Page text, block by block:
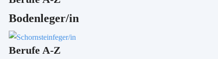
Bodenleger/in
Berufe A-Z